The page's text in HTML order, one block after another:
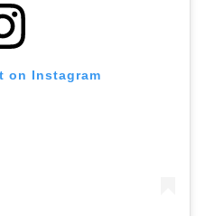
on Instagram